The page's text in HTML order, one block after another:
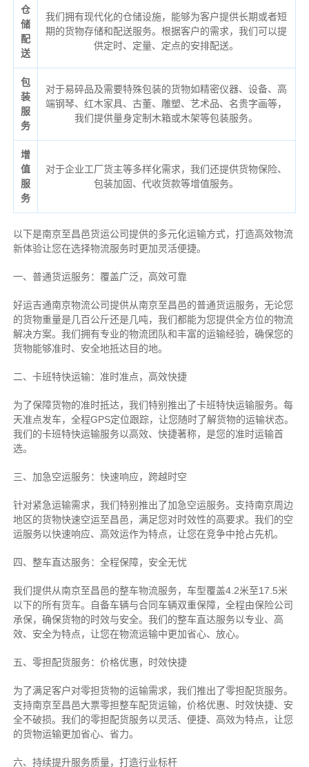
仓
储
配
送
我们拥有现代化的仓储设施，能够为客户提供长期或者短
期的货物存储和配送服务。根据客户的需求，我们可以提
供定时、定量、定点的安排配送。
包
装
服
务
对于易碎品及需要特殊包装的货物如精密仪器、设备、高
端钢琴、红木家具、古董、雕塑、艺术品、名贵字画等，
我们提供量身定制木箱或木架等包装服务。
增
值
服
务
对于企业工厂货主等多样化需求，我们还提供货物保险、
包装加固、代收货款等增值服务。
以下是南京至昌邑货运公司提供的多元化运输方式，打造高效物流
新体验让您在选择物流服务时更加灵活便捷。
一、普通货运服务：覆盖广泛，高效可靠
好运吉通南京物流公司提供从南京至昌邑的普通货运服务，无论您
的货物重量是几百公斤还是几吨，我们都能为您提供全方位的物流
解决方案。我们拥有专业的物流团队和丰富的运输经验，确保您的
货物能够准时、安全地抵达目的地。
二、卡班特快运输：准时准点，高效快捷
为了保障货物的准时抵达，我们特别推出了卡班特快运输服务。每
天准点发车，全程GPS定位跟踪，让您随时了解货物的运输状态。
我们的卡班特快运输服务以高效、快捷著称，是您的准时运输首
选。
三、加急空运服务：快速响应，跨越时空
针对紧急运输需求，我们特别推出了加急空运服务。支持南京周边
地区的货物快速空运至昌邑，满足您对时效性的高要求。我们的空
运服务以快速响应、高效运作为特点，让您在竞争中抢占先机。
四、整车直达服务：全程保障，安全无忧
我们提供从南京至昌邑的整车物流服务，车型覆盖4.2米至17.5米
以下的所有货车。自备车辆与合同车辆双重保障，全程由保险公司
承保，确保货物的时效与安全。我们的整车直达服务以专业、高
效、安全为特点，让您在物流运输中更加省心、放心。
五、零担配货服务：价格优惠，时效快捷
为了满足客户对零担货物的运输需求，我们推出了零担配货服务。
支持南京至昌邑大票零担整车配货运输，价格优惠、时效快捷、安
全不破损。我们的零担配货服务以灵活、便捷、高效为特点，让您
的货物运输更加省心、省力。
六、持续提升服务质量，打造行业标杆